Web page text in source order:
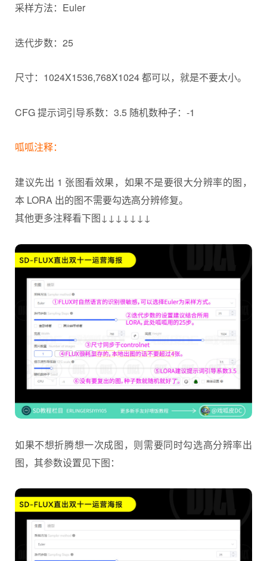
采样方法：Euler
迭代步数：25
尺寸：1024X1536,768X1024 都可以，就是不要太小。
CFG 提示词引导系数：3.5 随机数种子：-1
呱呱注释：
建议先出 1 张图看效果，如果不是要很大分辨率的图，
本 LORA 出的图不需要勾选高分辨修复。
其他更多注释看下图↓↓↓↓↓↓↓
如果不想折腾想一次成图，则需要同时勾选高分辨率出
图，其参数设置见下图：